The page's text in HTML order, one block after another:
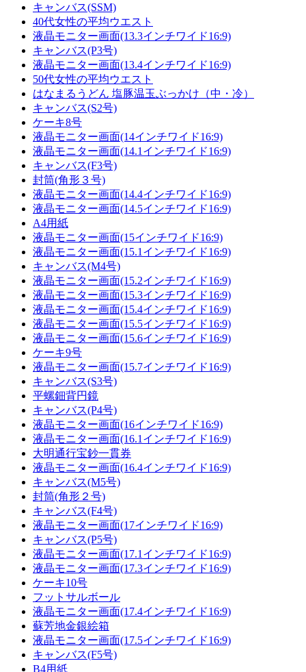
キャンバス(SSM)
40代女性の平均ウエスト
液晶モニター画面(13.3インチワイド16:9)
キャンバス(P3号)
液晶モニター画面(13.4インチワイド16:9)
50代女性の平均ウエスト
はなまるうどん 塩豚温玉ぶっかけ（中・冷）
キャンバス(S2号)
ケーキ8号
液晶モニター画面(14インチワイド16:9)
液晶モニター画面(14.1インチワイド16:9)
キャンバス(F3号)
封筒(角形３号)
液晶モニター画面(14.4インチワイド16:9)
液晶モニター画面(14.5インチワイド16:9)
A4用紙
液晶モニター画面(15インチワイド16:9)
液晶モニター画面(15.1インチワイド16:9)
キャンバス(M4号)
液晶モニター画面(15.2インチワイド16:9)
液晶モニター画面(15.3インチワイド16:9)
液晶モニター画面(15.4インチワイド16:9)
液晶モニター画面(15.5インチワイド16:9)
液晶モニター画面(15.6インチワイド16:9)
ケーキ9号
液晶モニター画面(15.7インチワイド16:9)
キャンバス(S3号)
平螺鈿背円鏡
キャンバス(P4号)
液晶モニター画面(16インチワイド16:9)
液晶モニター画面(16.1インチワイド16:9)
大明通行宝鈔一貫券
液晶モニター画面(16.4インチワイド16:9)
キャンバス(M5号)
封筒(角形２号)
キャンバス(F4号)
液晶モニター画面(17インチワイド16:9)
キャンバス(P5号)
液晶モニター画面(17.1インチワイド16:9)
液晶モニター画面(17.3インチワイド16:9)
ケーキ10号
フットサルボール
液晶モニター画面(17.4インチワイド16:9)
蘇芳地金銀絵箱
液晶モニター画面(17.5インチワイド16:9)
キャンバス(F5号)
B4用紙